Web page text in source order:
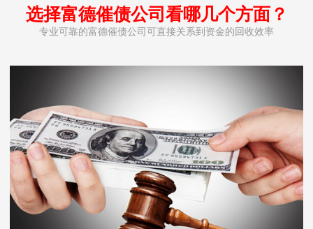
选择富德催债公司看哪几个方面？
专业可靠的富德催债公司可直接关系到资金的回收效率